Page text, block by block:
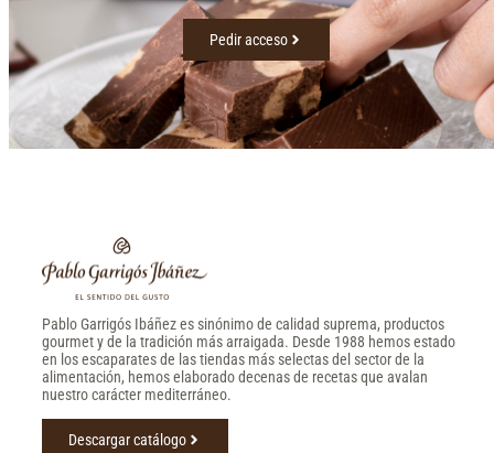
Pedir acceso
Pablo Garrigós Ibáñez es sinónimo de calidad suprema, productos
gourmet y de la tradición más arraigada. Desde 1988 hemos estado
en los escaparates de las tiendas más selectas del sector de la
alimentación, hemos elaborado decenas de recetas que avalan
nuestro carácter mediterráneo.
Descargar catálogo